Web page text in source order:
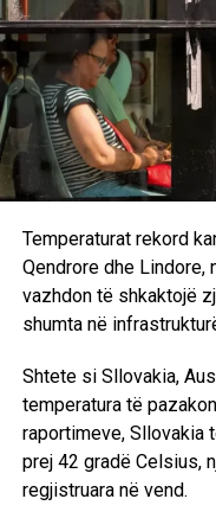
Sekretari i
se aleatët evropianë
tyre për një
Ukrainës.
Evropa duhet të vijë
realitet. Ne kemi
Paralajmëron
pushtojë Europën
DON'T MISS
Vance: Në Britani
tërhiqet”
Temperaturat rekord
Qendrore dhe Lindore,
vazhdon të shkaktojë
shumta në
Shtete si Sllovakia,
temperatura të
raportimeve, Sllovakia
prej 42 gradë Celsius,
regjistruara në vend.